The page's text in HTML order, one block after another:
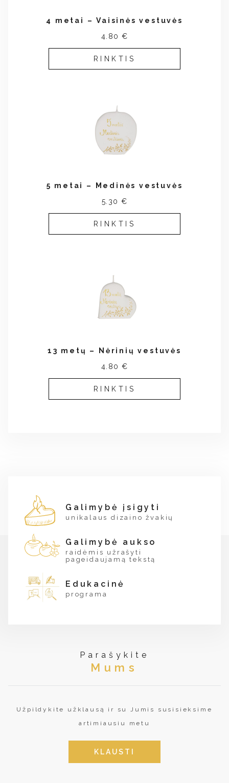
4 metai – Vaisinės vestuvės
4.80 €
RINKTIS
5 metai – Medinės vestuvės
5.30 €
RINKTIS
13 metų – Nėrinių vestuvės
4.80 €
RINKTIS
Galimybė įsigyti
unikalaus dizaino žvakių
Galimybė aukso
raidėmis užrašyti
pageidaujamą tekstą
Edukacinė
programa
Parašykite
Mums
Užpildykite užklausą ir su Jumis susisieksime
artimiausiu metu
KLAUSTI